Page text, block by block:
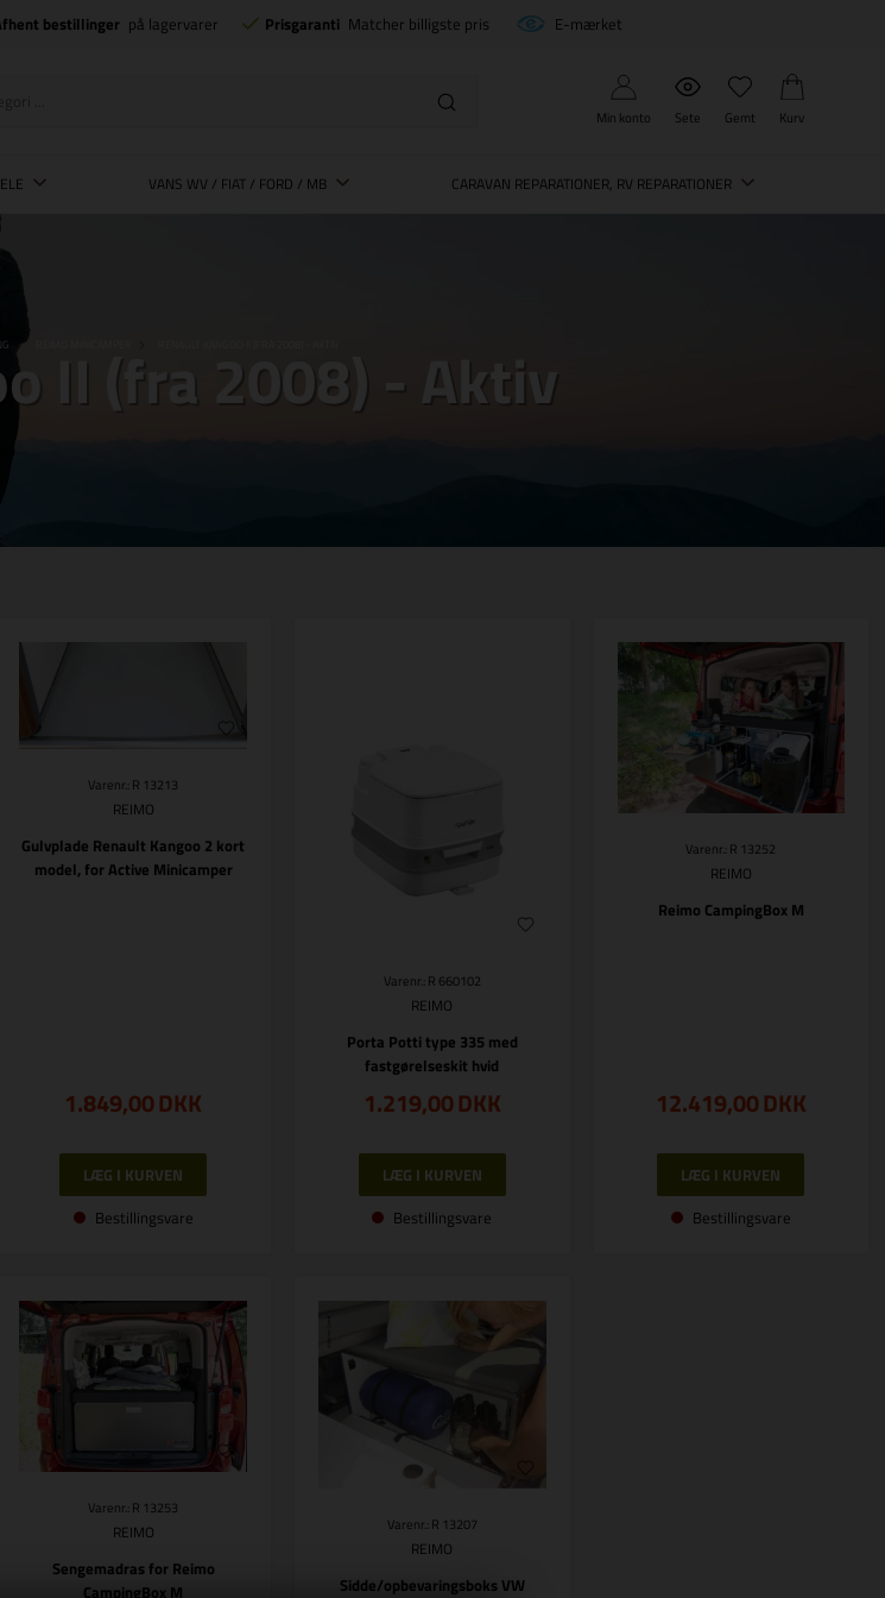
bestillinger på lagervarer Prisgaranti Matcher billigste pris E-mærket
Min konto Sete Gemt Kurv
VANS WV / FIAT / FORD / MB CARAVAN REPARATIONER, RV REPARATIONER
II (fra 2008) - Aktiv
Varenr.: R 13213
REIMO
Gulvplade Renault Kangoo 2 kort
model, for Active Minicamper
1.849,00DKK
Bestillingsvare
Varenr.: R 660102
REIMO
Porta Potti type 335 med
fastgørelseskit hvid
1.219,00DKK
Bestillingsvare
Varenr.: R 13252
REIMO
Reimo CampingBox M
12.419,00DKK
Bestillingsvare
Varenr.: R 13253
REIMO
Sengemadras for Reimo
CampingBox M
Varenr.: R 13207
REIMO
Sidde/opbevaringsboks VW